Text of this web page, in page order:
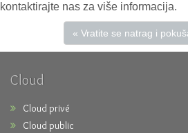
kontaktirajte nas za više informacija.
« Vratite se natrag i
Cloud
Cloud privé
Cloud public